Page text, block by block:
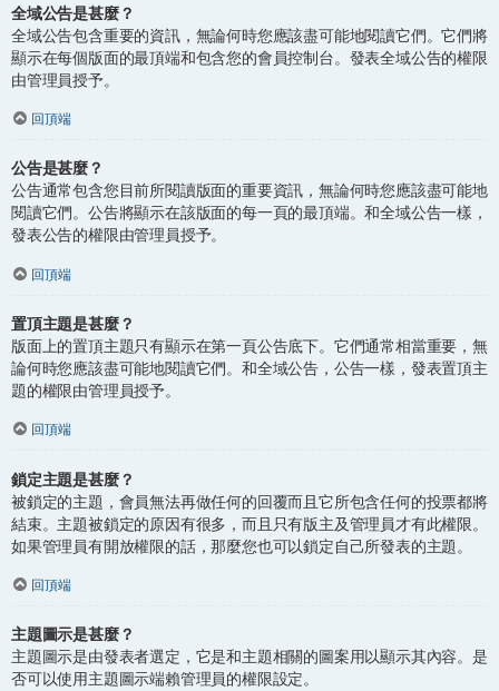
全域公告是甚麼？
全域公告包含重要的資訊，無論何時您應該盡可能地閱讀它們。它們將
顯示在每個版面的最頂端和包含您的會員控制台。發表全域公告的權限
由管理員授予。
回頂端
公告是甚麼？
公告通常包含您目前所閱讀版面的重要資訊，無論何時您應該盡可能地
閱讀它們。公告將顯示在該版面的每一頁的最頂端。和全域公告一樣，
發表公告的權限由管理員授予。
回頂端
置頂主題是甚麼？
版面上的置頂主題只有顯示在第一頁公告底下。它們通常相當重要，無
論何時您應該盡可能地閱讀它們。和全域公告，公告一樣，發表置頂主
題的權限由管理員授予。
回頂端
鎖定主題是甚麼？
被鎖定的主題，會員無法再做任何的回覆而且它所包含任何的投票都將
結束。主題被鎖定的原因有很多，而且只有版主及管理員才有此權限。
如果管理員有開放權限的話，那麼您也可以鎖定自己所發表的主題。
回頂端
主題圖示是甚麼？
主題圖示是由發表者選定，它是和主題相關的圖案用以顯示其內容。是
否可以使用主題圖示端賴管理員的權限設定。